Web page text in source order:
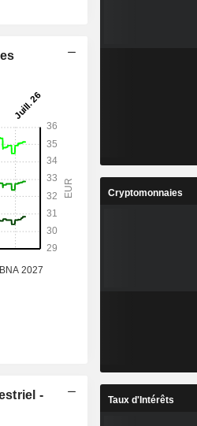
-
Cryptomonnaies
Taux d'Intérêts